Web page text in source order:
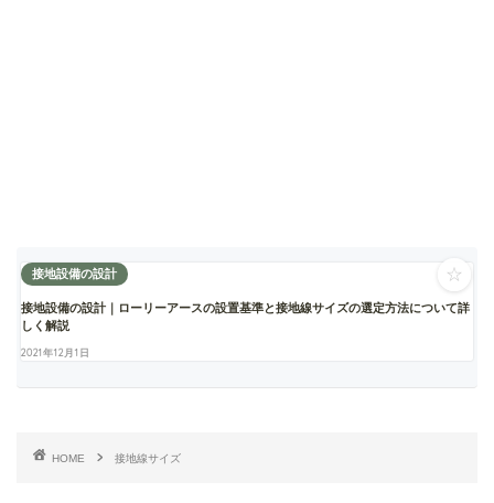
接地設備の設計
接地設備の設計｜ローリーアースの設置基準と接地線サイズの選定方法について詳
しく解説
2021年12月1日
☆
HOME 接地線サイズ